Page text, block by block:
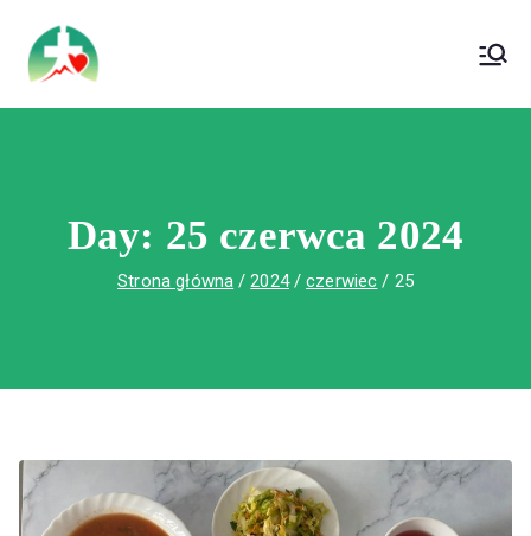
treści
Wojewódzki Szpital Specjalistyczny im.
Św. Rafała w Czerwonej Górze
Day: 25 czerwca 2024
Strona główna 2024 czerwiec 25